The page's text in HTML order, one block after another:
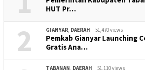
HUT Pr…
2 GIANYAR, DAERAH 51,470 views
Pemkab Gianyar Launching
Gratis Ana…
TABANAN, DAERAH 51,110 views